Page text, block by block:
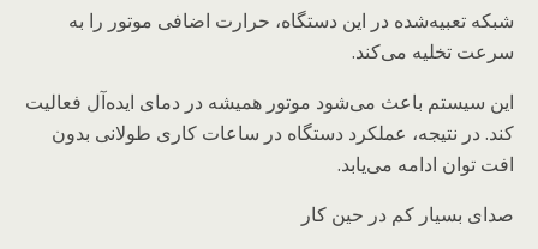
شبکه تعبیه‌شده در این دستگاه، حرارت اضافی موتور را به
سرعت تخلیه می‌کند.
این سیستم باعث می‌شود موتور همیشه در دمای ایده‌آل فعالیت
کند. در نتیجه، عملکرد دستگاه در ساعات کاری طولانی بدون
افت توان ادامه می‌یابد.
صدای بسیار کم در حین کار